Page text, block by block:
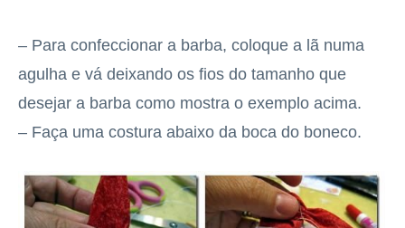
– Para confeccionar a barba, coloque a lã numa
agulha e vá deixando os fios do tamanho que
desejar a barba como mostra o exemplo acima.
– Faça uma costura abaixo da boca do boneco.